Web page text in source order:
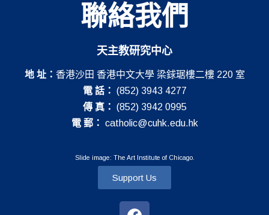
聯絡我們
天主教研究中心
地 址： 香港沙田 香港中文大學 梁銶琚樓二樓 220 室
電 話： (852) 3943 4277
傳 真： (852) 3942 0995
電 郵： catholic@cuhk.edu.hk
Slide image: The Art Institute of Chicago.
Support Us